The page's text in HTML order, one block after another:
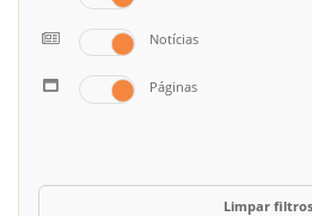
Notícias
Páginas
Limpar filtros